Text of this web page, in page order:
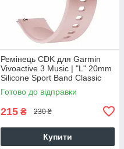
Ремінець CDK для Garmin
Vivoactive 3 Music | "L" 20mm
Silicone Sport Band Classic
(09651) (pink)
Готово до відправки
215 ₴ 230 ₴
Купити